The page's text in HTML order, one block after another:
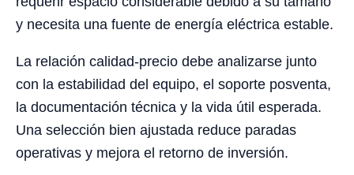
y necesita una fuente de energía eléctrica estable.
La relación calidad-precio debe analizarse junto
con la estabilidad del equipo, el soporte posventa,
la documentación técnica y la vida útil esperada.
Una selección bien ajustada reduce paradas
operativas y mejora el retorno de inversión.